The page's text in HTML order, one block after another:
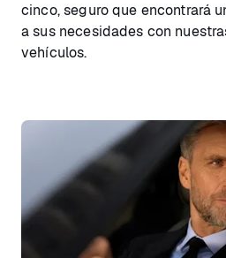
cinco, seguro que encontrará
a sus necesidades con
vehículos.